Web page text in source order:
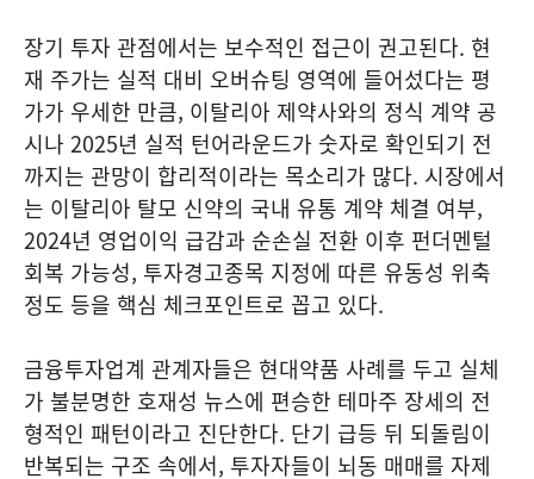
장기 투자 관점에서는 보수적인 접근이 권고된다. 현
재 주가는 실적 대비 오버슈팅 영역에 들어섰다는 평
가가 우세한 만큼, 이탈리아 제약사와의 정식 계약 공
시나 2025년 실적 턴어라운드가 숫자로 확인되기 전
까지는 관망이 합리적이라는 목소리가 많다. 시장에서
는 이탈리아 탈모 신약의 국내 유통 계약 체결 여부,
2024년 영업이익 급감과 순손실 전환 이후 펀더멘털
회복 가능성, 투자경고종목 지정에 따른 유동성 위축
정도 등을 핵심 체크포인트로 꼽고 있다.
금융투자업계 관계자들은 현대약품 사례를 두고 실체
가 불분명한 호재성 뉴스에 편승한 테마주 장세의 전
형적인 패턴이라고 진단한다. 단기 급등 뒤 되돌림이
반복되는 구조 속에서, 투자자들이 뇌동 매매를 자제